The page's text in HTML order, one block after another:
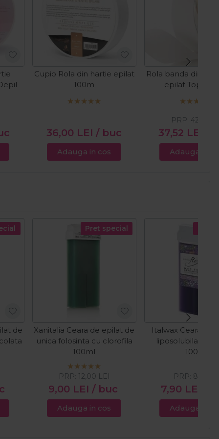
Cupio Rola din hartie epilat
100m
36,00 LEI / buc
Adauga in cos
Rola banda din
epilat Top
37,52 LEI
PRP: 42,29
Adauga in
de
Pret special
Xanitalia Ceara de epilat de
unica folosinta cu clorofila
100ml
9,00 LEI / buc
PRP: 12,00 LEI
Adauga in cos
Italwax Ceara
liposolubila Flex
100ml
7,90 LEI
PRP: 8,13
Adauga in